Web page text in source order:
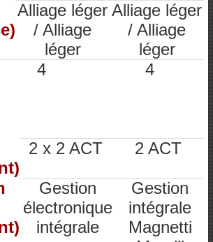
Alliage léger
/ Alliage
léger
Alliage léger
/ Alliage
léger
4 4
2 x 2 ACT 2 ACT
Gestion
électronique
intégrale
Gestion
intégrale
Magnetti